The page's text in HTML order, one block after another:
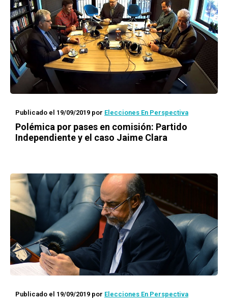
Publicado el 19/09/2019 por Elecciones En Perspectiva
Polémica por pases en comisión: Partido
Independiente y el caso Jaime Clara
Publicado el 19/09/2019 por Elecciones En Perspectiva